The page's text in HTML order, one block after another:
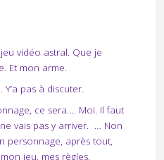
vidéo astral. Que je
Et mon arme.
pas à discuter.
ce sera…. Moi. Il faut
vais pas y arriver. … Non
personnage, après tout,
jeu, mes règles.